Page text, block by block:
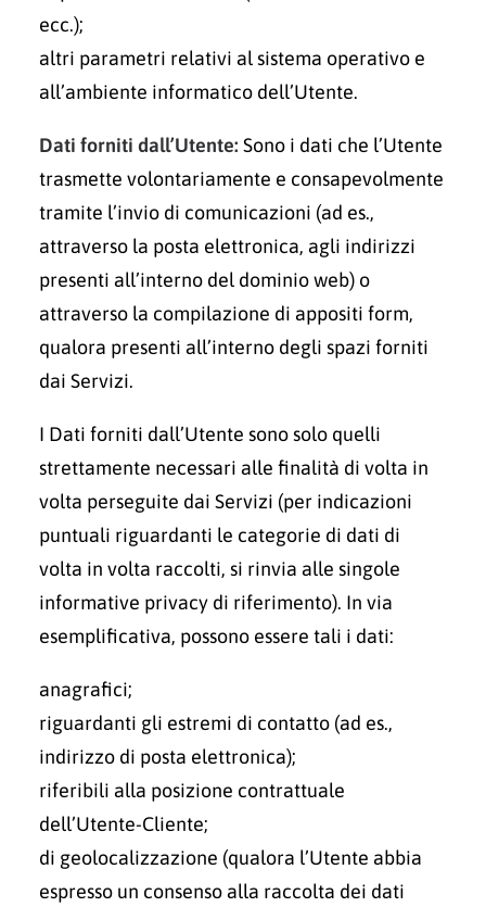
ecc.);
altri parametri relativi al sistema operativo e
all’ambiente informatico dell’Utente.
Dati forniti dall’Utente: Sono i dati che l’Utente
trasmette volontariamente e consapevolmente
tramite l’invio di comunicazioni (ad es.,
attraverso la posta elettronica, agli indirizzi
presenti all’interno del dominio web) o
attraverso la compilazione di appositi form,
qualora presenti all’interno degli spazi forniti
dai Servizi.
I Dati forniti dall’Utente sono solo quelli
strettamente necessari alle finalità di volta in
volta perseguite dai Servizi (per indicazioni
puntuali riguardanti le categorie di dati di
volta in volta raccolti, si rinvia alle singole
informative privacy di riferimento). In via
esemplificativa, possono essere tali i dati:
anagrafici;
riguardanti gli estremi di contatto (ad es.,
indirizzo di posta elettronica);
riferibili alla posizione contrattuale
dell’Utente-Cliente;
di geolocalizzazione (qualora l’Utente abbia
espresso un consenso alla raccolta dei dati